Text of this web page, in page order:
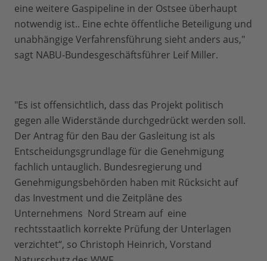
eine weitere Gaspipeline in der Ostsee überhaupt
notwendig ist.. Eine echte öffentliche Beteiligung und
unabhängige Verfahrensführung sieht anders aus,"
sagt NABU-Bundesgeschäftsführer Leif Miller.
"Es ist offensichtlich, dass das Projekt politisch
gegen alle Widerstände durchgedrückt werden soll.
Der Antrag für den Bau der Gasleitung ist als
Entscheidungsgrundlage für die Genehmigung
fachlich untauglich. Bundesregierung und
Genehmigungsbehörden haben mit Rücksicht auf
das Investment und die Zeitpläne des
Unternehmens Nord Stream auf eine
rechtsstaatlich korrekte Prüfung der Unterlagen
verzichtet“, so Christoph Heinrich, Vorstand